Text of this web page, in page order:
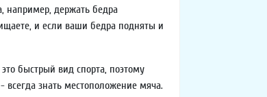
например, держать бедра
и если ваши бедра подняты и
быстрый вид спорта, поэтому
всегда знать местоположение мяча.